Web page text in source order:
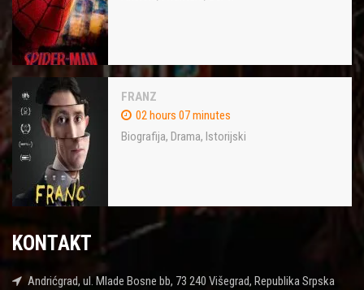
FRANZ
02 hours 07 minutes
Biografija, Drama, Istorijski
KONTAKT
Andrićgrad, ul. Mlade Bosne bb, 73 240 Višegrad, Republika Srpska